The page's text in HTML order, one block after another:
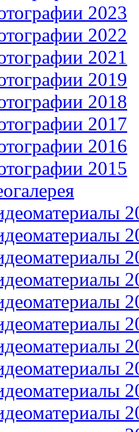
2023
2022
2021
2019
2018
2017
2016
2015